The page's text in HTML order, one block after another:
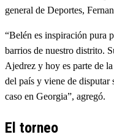
general de Deportes,
“Belén es inspiración pura
barrios de nuestro distrito.
Ajedrez y hoy es parte de
del país y viene de disputar
caso en Georgia”, agregó.
El torneo